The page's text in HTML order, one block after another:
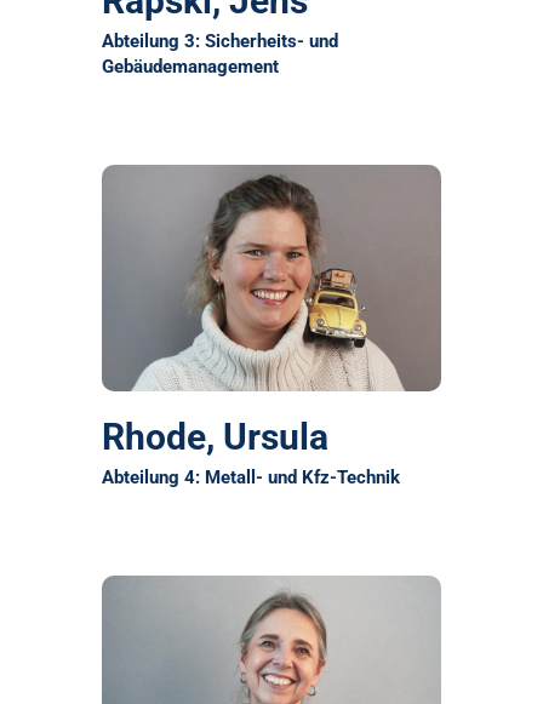
Abteilung 3: Sicherheits- und
Gebäudemanagement
Rhode, Ursula
Abteilung 4: Metall- und Kfz-Technik